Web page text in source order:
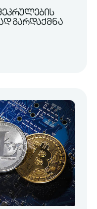
გარდაქმნა